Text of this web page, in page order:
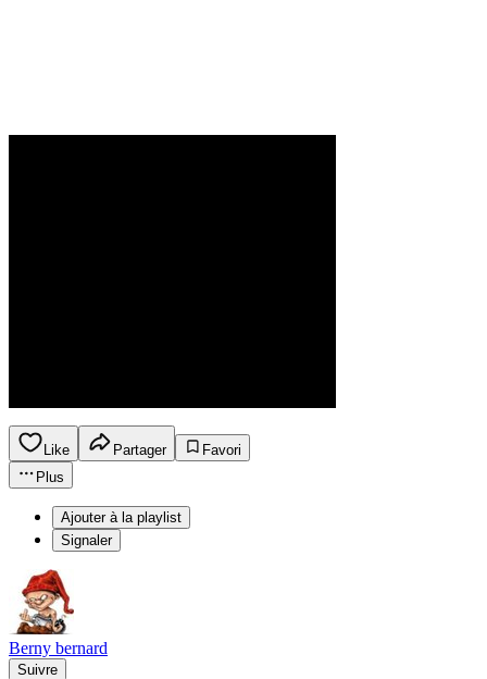
Like Partager
Favori
Plus
Ajouter à la playlist
Signaler
Berny bernard
Suivre